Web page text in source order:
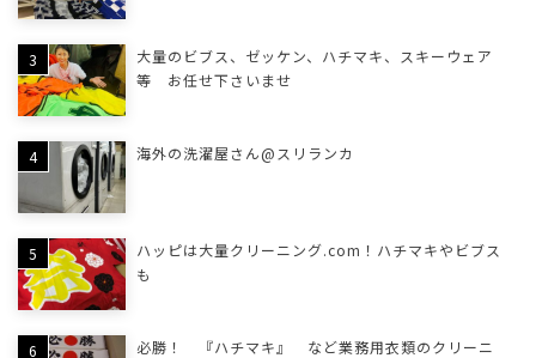
大量のビブス、ゼッケン、ハチマキ、スキーウェア
等 お任せ下さいませ
海外の洗濯屋さん@スリランカ
ハッピは大量クリーニング.com！ハチマキやビブス
も
必勝！ 『ハチマキ』 など業務用衣類のクリーニ